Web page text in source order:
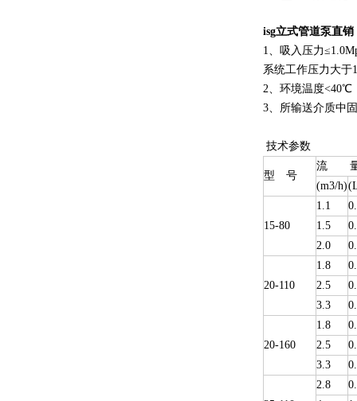
isg立式管道泵直销
1、吸入压力
系统工作压力大于
2、环境温度<40℃
3、所输送介质中
技术参数
型 号
流
(m3/h)
15-80
1.1
1.5
2.0
20-110
1.8
2.5
3.3
20-160
1.8
2.5
3.3
2.8